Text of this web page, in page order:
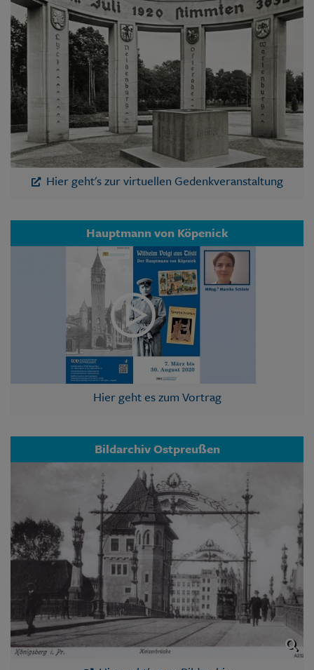
Hier geht's zur virtuellen Gedenkveranstaltung
Hauptmann von Köpenick
Hier geht es zum Vortrag
Bildarchiv Ostpreußen